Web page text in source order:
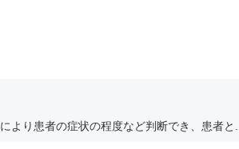
より患者の症状の程度など判断でき、患者と...